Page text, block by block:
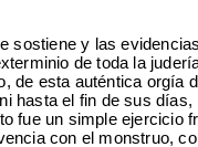
sostiene y las
de toda la
de esta auténtica orgía
hasta el fin de sus días,
fue un simple ejercicio
con el monstruo,